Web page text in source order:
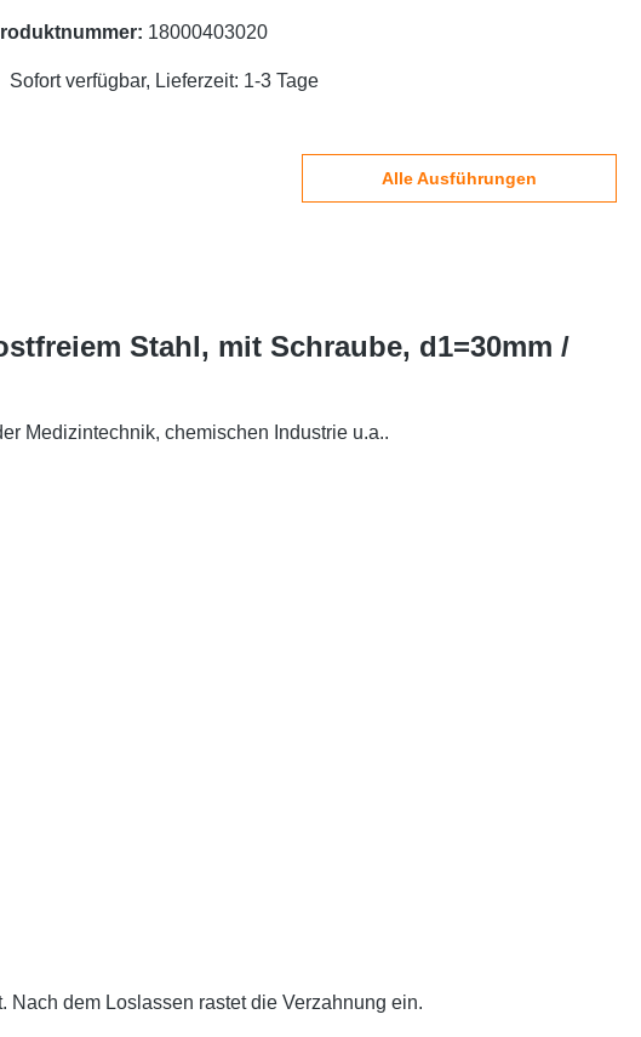
18000403020
Sofort verfügbar, Lieferzeit: 1-3 Tage
Alle Ausführungen
Stahl, mit Schraube, d1=30mm /
Medizintechnik, chemischen Industrie u.a..
dem Loslassen rastet die Verzahnung ein.